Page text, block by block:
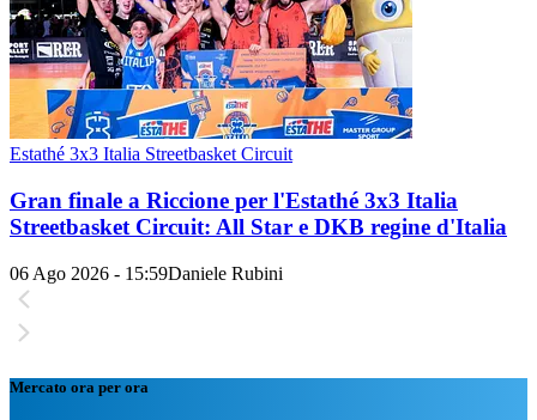
Estathé 3x3 Italia Streetbasket Circuit
Gran finale a Riccione per l'Estathé 3x3 Italia
Streetbasket Circuit: All Star e DKB regine d'Italia
06 Ago 2026 - 15:59Daniele Rubini
Mercato ora per ora